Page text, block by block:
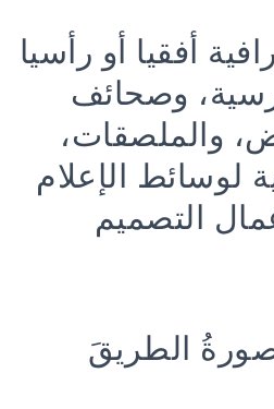
أفقيا أو رأسيا
وصحائف
والملصقات،
لوسائط الإعلام
التصميم
الطريقَ